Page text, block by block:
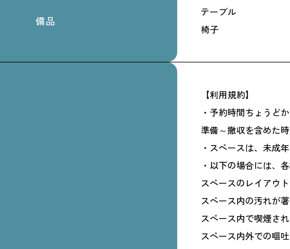
備品
テーブル
椅子
【利用規約】
・予約時間ちょうど
準備～撤収を含めた
・スペースは、未成
・以下の場合には、
スペースのレイアウ
スペース内の汚れが
スペース内で喫煙さ
スペース内外での嘔